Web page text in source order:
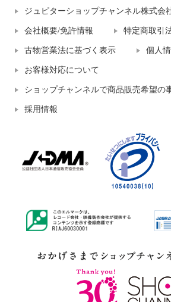
ジュピターショップチャンネル株式会
会社概要/免許情報 特定商取引
古物営業法に基づく表示 個人
お客様対応について
ショップチャンネルで商品販売希望の
採用情報